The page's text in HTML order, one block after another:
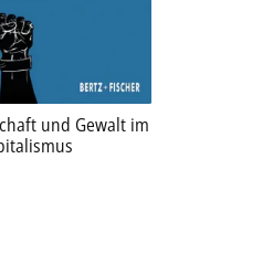
und Gewalt im